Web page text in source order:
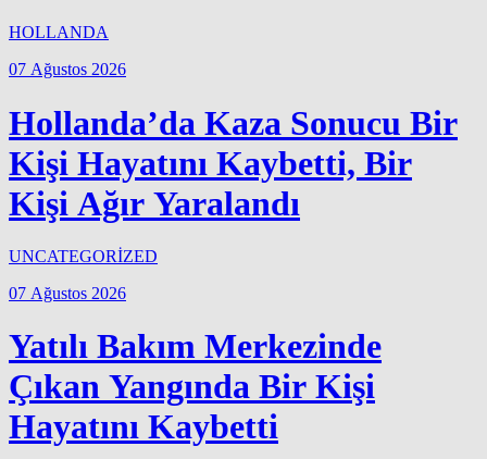
HOLLANDA
07 Ağustos 2026
Hollanda’da Kaza Sonucu Bir
Kişi Hayatını Kaybetti, Bir
Kişi Ağır Yaralandı
UNCATEGORİZED
07 Ağustos 2026
Yatılı Bakım Merkezinde
Çıkan Yangında Bir Kişi
Hayatını Kaybetti